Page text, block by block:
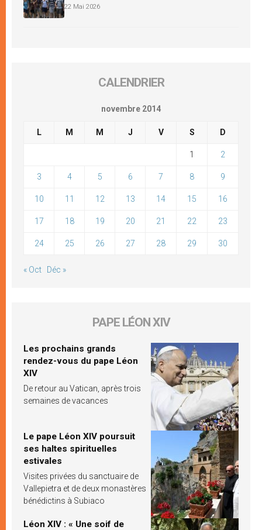
22 Mai 2026
CALENDRIER
novembre 2014
L M M J V S D
1 2
3 4 5 6 7 8 9
10 11 12 13 14 15 16
17 18 19 20 21 22 23
24 25 26 27 28 29 30
« Oct Déc »
PAPE LÉON XIV
Les prochains grands
rendez-vous du pape Léon
XIV
De retour au Vatican, après trois
semaines de vacances
Le pape Léon XIV poursuit
ses haltes spirituelles
estivales
Visites privées du sanctuaire de
Vallepietra et de deux monastères
bénédictins à Subiaco
Léon XIV : « Une soif de